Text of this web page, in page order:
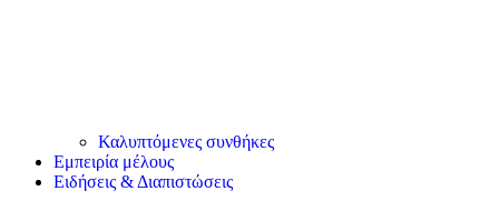
Καλυπτόμενες συνθήκες
Εμπειρία μέλους
Ειδήσεις & Διαπιστώσεις